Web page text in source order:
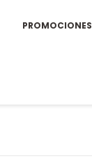
PROMOCIONES